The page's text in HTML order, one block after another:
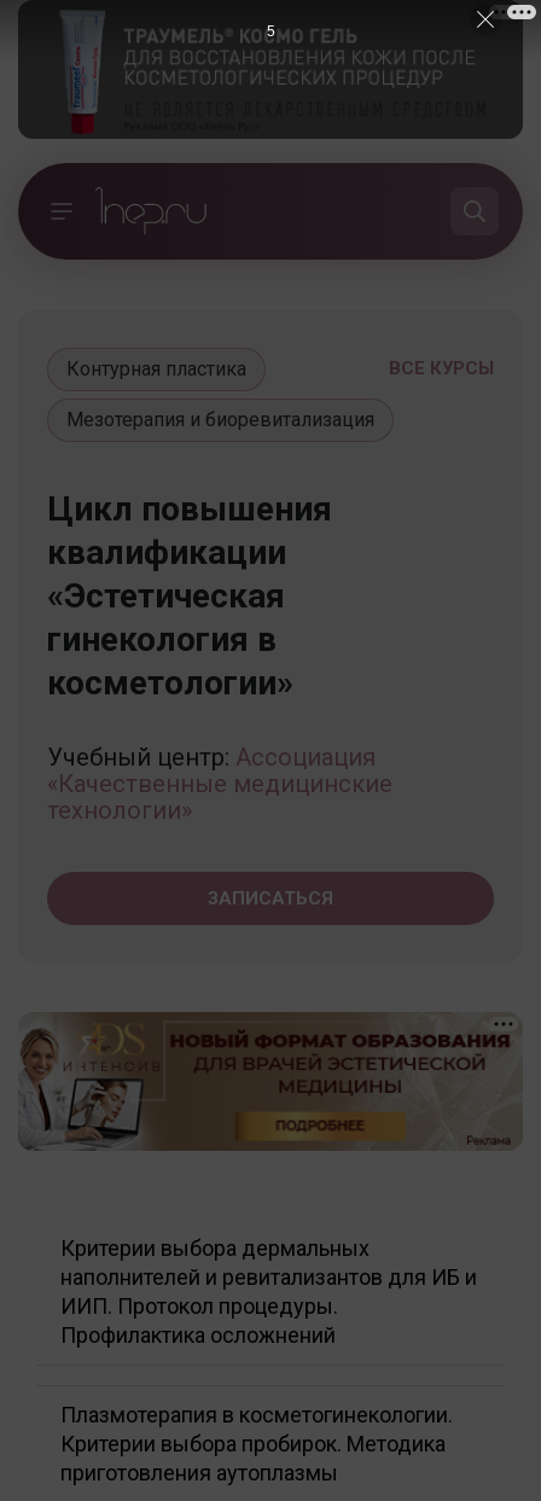
ВСЕ КУРСЫ
Контурная пластика
Мезотерапия и биоревитализация
Цикл повышения
квалификации
«Эстетическая
гинекология в
косметологии»
Учебный центр: Ассоциация
«Качественные медицинские
технологии»
ЗАПИСАТЬСЯ
Критерии выбора дермальных
наполнителей и ревитализантов для ИБ и
ИИП. Протокол процедуры.
Профилактика осложнений
Плазмотерапия в косметогинекологии.
Критерии выбора пробирок. Методика
приготовления аутоплазмы
4